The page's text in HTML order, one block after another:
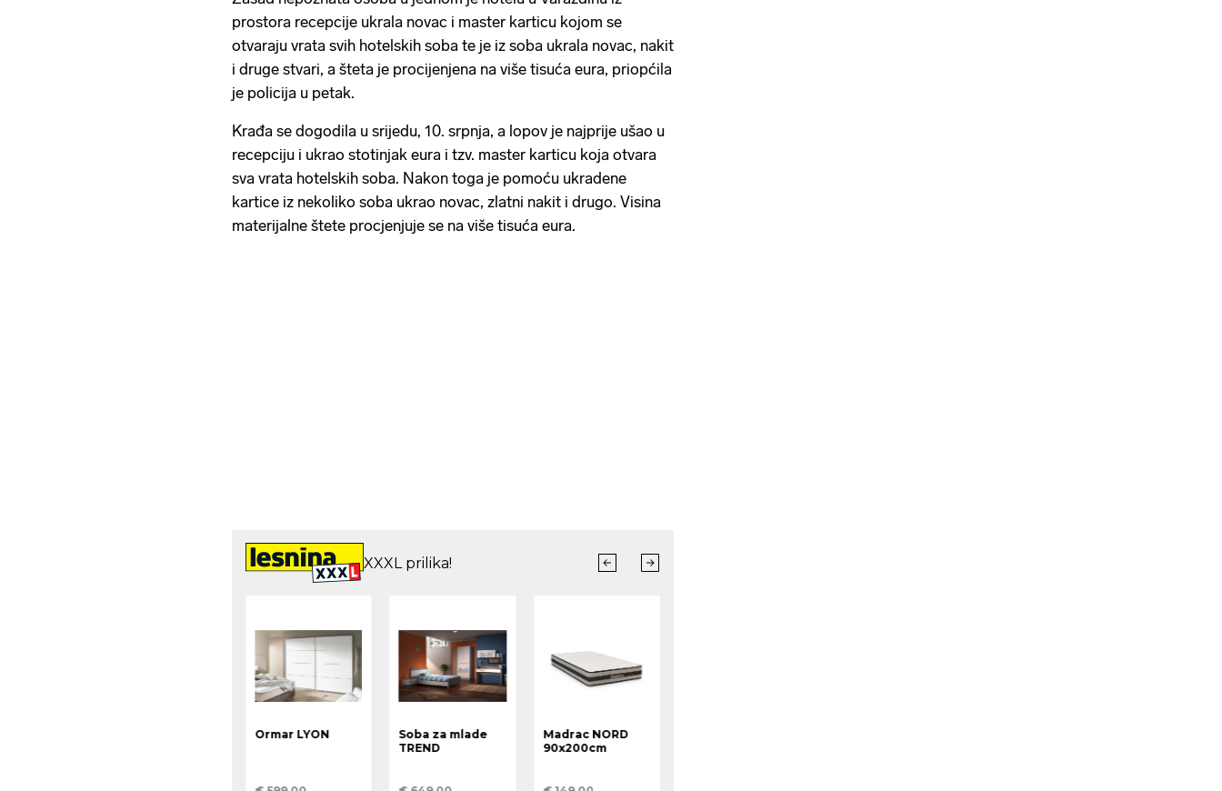
prostora recepcije ukrala novac i master karticu kojom se
otvaraju vrata svih hotelskih soba te je iz soba ukrala novac, nakit
i druge stvari, a šteta je procijenjena na više tisuća eura, priopćila
je policija u petak.
Krađa se dogodila u srijedu, 10. srpnja, a lopov je najprije ušao u
recepciju i ukrao stotinjak eura i tzv. master karticu koja otvara
sva vrata hotelskih soba. Nakon toga je pomoću ukradene
kartice iz nekoliko soba ukrao novac, zlatni nakit i drugo. Visina
materijalne štete procjenjuje se na više tisuća eura.